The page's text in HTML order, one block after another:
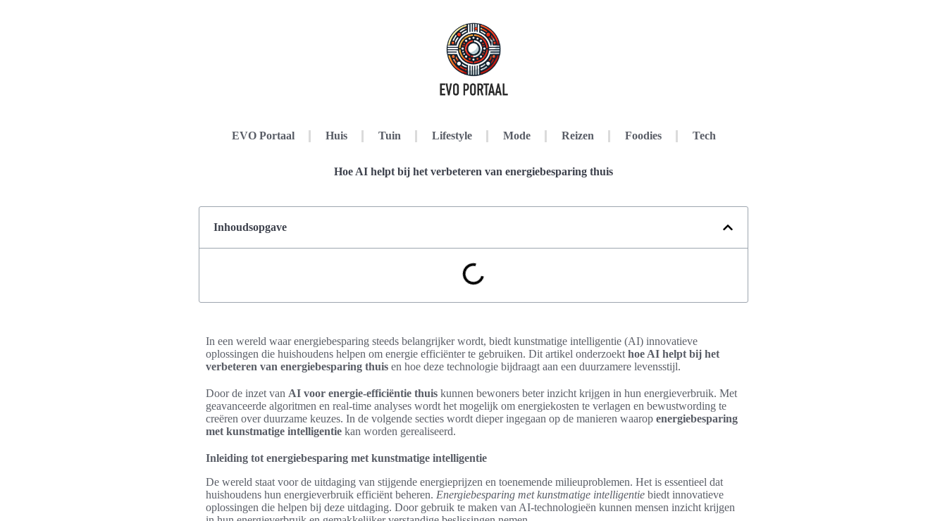
EVO Portaal Huis Tuin Lifestyle Mode Reizen Foodies Tech
Hoe AI helpt bij het verbeteren van energiebesparing thuis
Inhoudsopgave
In een wereld waar energiebesparing steeds belangrijker wordt, biedt kunstmatige intelligentie (AI) innovatieve
oplossingen die huishoudens helpen om energie efficiënter te gebruiken. Dit artikel onderzoekt hoe AI helpt bij het
verbeteren van energiebesparing thuis en hoe deze technologie bijdraagt aan een duurzamere levensstijl.
Door de inzet van AI voor energie-efficiëntie thuis kunnen bewoners beter inzicht krijgen in hun energieverbruik. Met
geavanceerde algoritmen en real-time analyses wordt het mogelijk om energiekosten te verlagen en bewustwording te
creëren over duurzame keuzes. In de volgende secties wordt dieper ingegaan op de manieren waarop energiebesparing
met kunstmatige intelligentie kan worden gerealiseerd.
Inleiding tot energiebesparing met kunstmatige intelligentie
De wereld staat voor de uitdaging van stijgende energieprijzen en toenemende milieuproblemen. Het is essentieel dat
huishoudens hun energieverbruik efficiënt beheren. Energiebesparing met kunstmatige intelligentie biedt innovatieve
oplossingen die helpen bij deze uitdaging. Door gebruik te maken van AI-technologieën kunnen mensen inzicht krijgen